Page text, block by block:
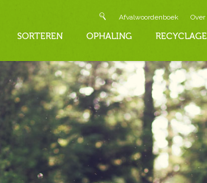
Afvalwoordenboek Over
SORTEREN OPHALING